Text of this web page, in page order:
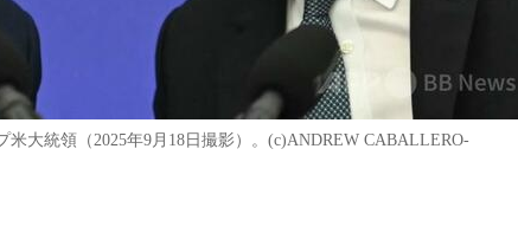
大統領（2025年9月18日撮影）。(c)ANDREW CABALLERO-